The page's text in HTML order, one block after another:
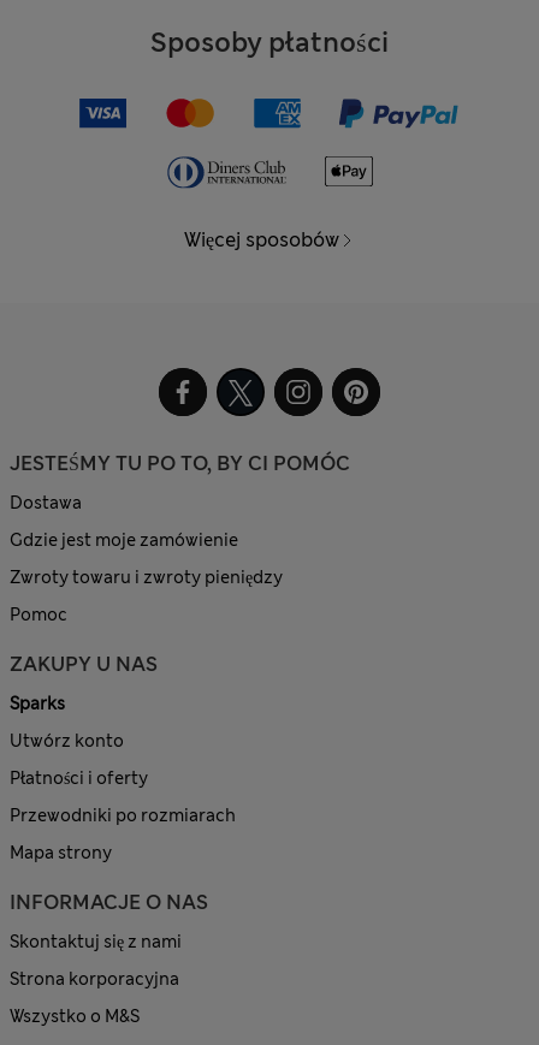
Sposoby płatności
Więcej sposobów
JESTEŚMY TU PO TO, BY CI POMÓC
Dostawa
Gdzie jest moje zamówienie
Zwroty towaru i zwroty pieniędzy
Pomoc
ZAKUPY U NAS
Sparks
Utwórz konto
Płatności i oferty
Przewodniki po rozmiarach
Mapa strony
INFORMACJE O NAS
Skontaktuj się z nami
Strona korporacyjna
Wszystko o M&S